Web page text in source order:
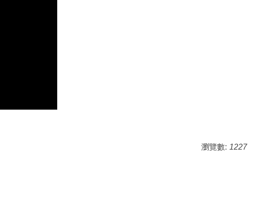
瀏覽數: 1227